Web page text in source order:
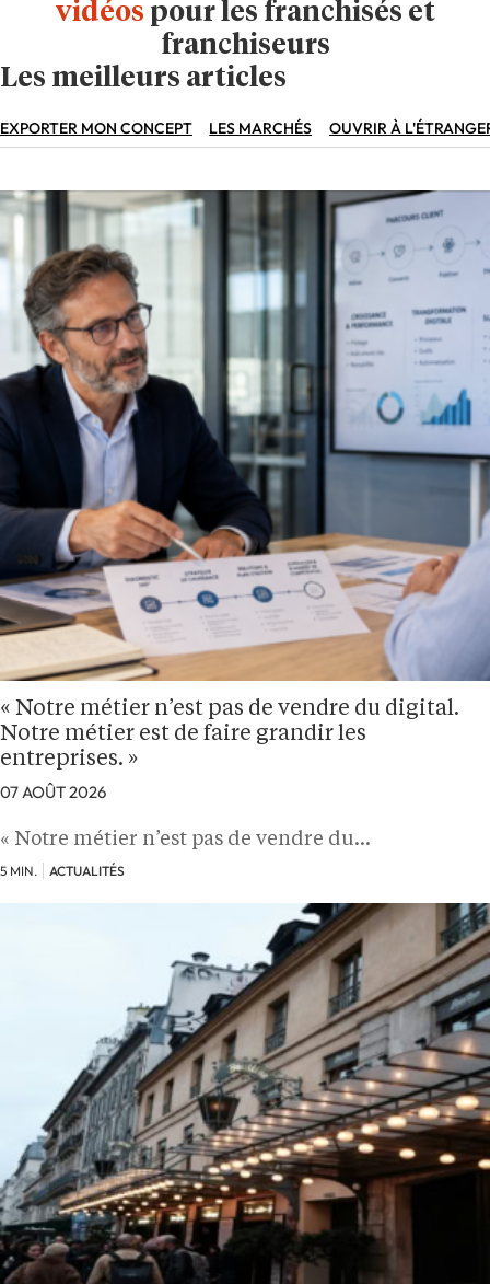
vidéos pour les franchisés et
franchiseurs
Les meilleurs articles
EXPORTER MON CONCEPT LES MARCHÉS OUVRIR À
« Notre métier n’est pas de vendre du digital.
Notre métier est de faire grandir les
entreprises. »
07 AOÛT 2026
« Notre métier n’est pas de vendre du…
5 MIN. ACTUALITÉS